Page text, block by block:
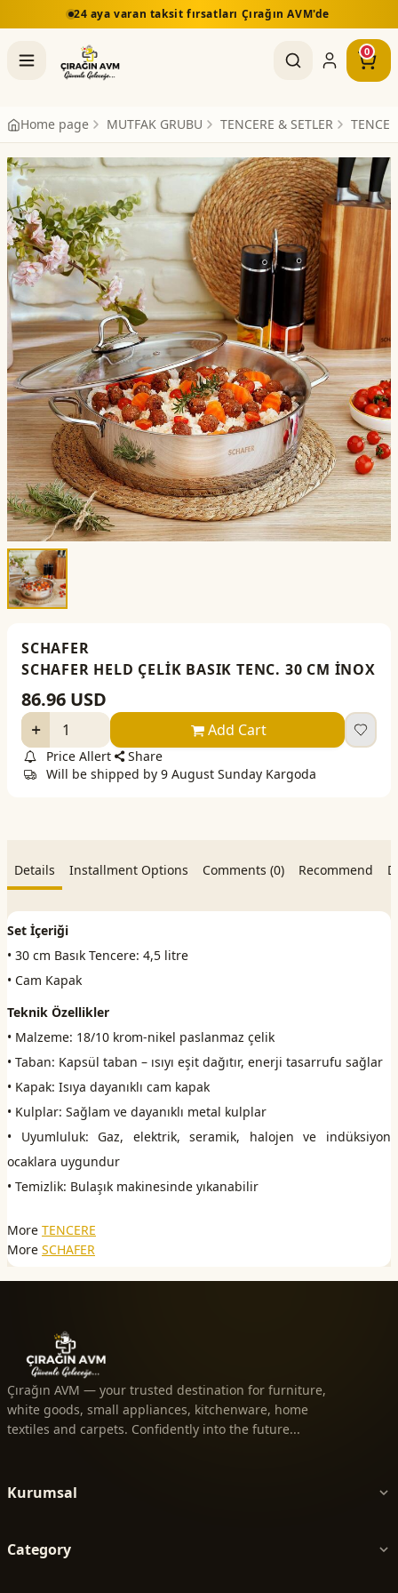
aya varan taksit fırsatları Çırağın AVM'de
0
Home page MUTFAK GRUBU TENCERE & SETLER
SCHAFER
SCHAFER HELD ÇELİK BASIK TENC. 30 CM İNOX
86.96 USD
Add Cart
Price Allert
Share
Will be shipped by 9 August Sunday Kargoda
Details Installment Options Comments (0) Recommend
Set İçeriği
• 30 cm Basık Tencere: 4,5 litre
• Cam Kapak
Teknik Özellikler
• Malzeme: 18/10 krom-nikel paslanmaz çelik
• Taban: Kapsül taban – ısıyı eşit dağıtır, enerji tasarrufu sağlar
• Kapak: Isıya dayanıklı cam kapak
• Kulplar: Sağlam ve dayanıklı metal kulplar
• Uyumluluk: Gaz, elektrik, seramik, halojen ve indüksiyon
ocaklara uygundur
• Temizlik: Bulaşık makinesinde yıkanabilir
More TENCERE
More SCHAFER
Çırağın AVM — your trusted destination for furniture,
white goods, small appliances, kitchenware, home
textiles and carpets. Confidently into the future...
Kurumsal
Category